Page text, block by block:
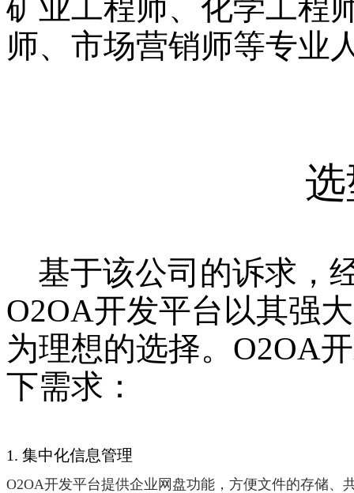
矿业工程师、化学工程
师、市场营销师等专业
基于该公司的诉求，
O2OA开发平台以其强
为理想的选择。O2OA
下需求：
1. 集中化信息管理
O2OA开发平台提供企业网盘功能，方便文件的存储、